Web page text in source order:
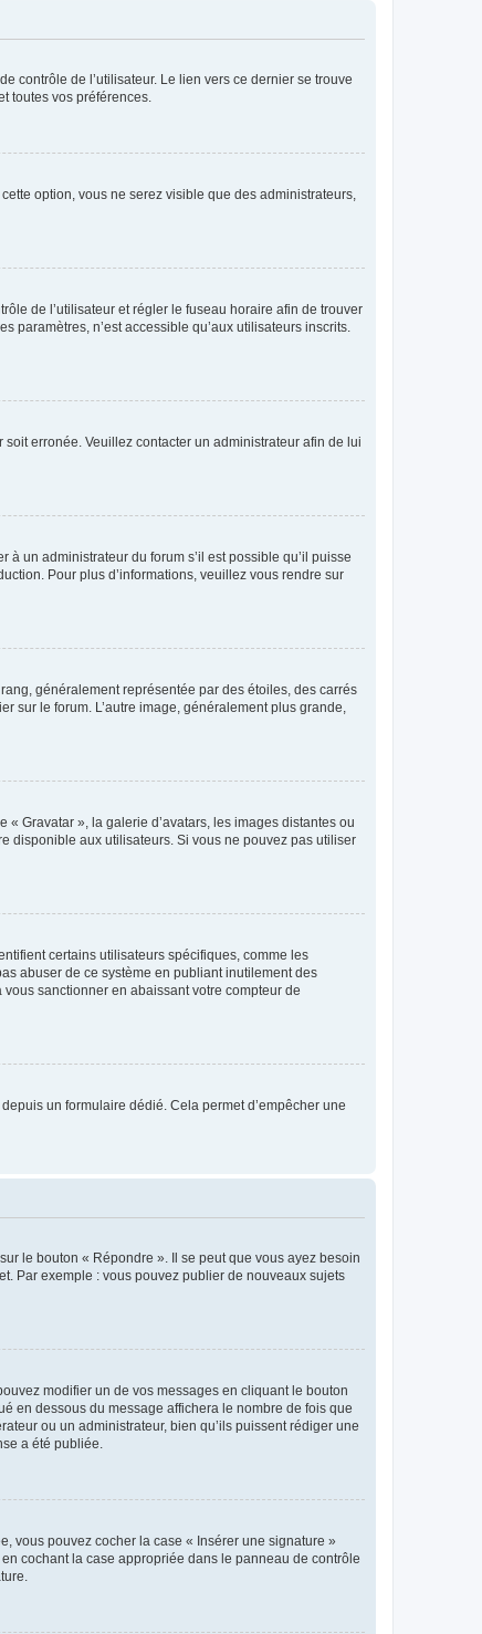
contrôle de l’utilisateur. Le lien vers ce dernier se trouve
toutes vos préférences.
option, vous ne serez visible que des administrateurs,
de l’utilisateur et régler le fuseau horaire afin de trouver
n’est accessible qu’aux utilisateurs inscrits.
erronée. Veuillez contacter un administrateur afin de lui
un administrateur du forum s’il est possible qu’il puisse
Pour plus d’informations, veuillez vous rendre sur
généralement représentée par des étoiles, des carrés
sur le forum. L’autre image, généralement plus grande,
Gravatar », la galerie d’avatars, les images distantes ou
disponible aux utilisateurs. Si vous ne pouvez pas utiliser
certains utilisateurs spécifiques, comme les
abuser de ce système en publiant inutilement des
sanctionner en abaissant votre compteur de
un formulaire dédié. Cela permet d’empêcher une
le bouton « Répondre ». Il se peut que vous ayez besoin
Par exemple : vous pouvez publier de nouveaux sujets
modifier un de vos messages en cliquant le bouton
en dessous du message affichera le nombre de fois que
ou un administrateur, bien qu’ils puissent rédiger une
a été publiée.
vous pouvez cocher la case « Insérer une signature »
cochant la case appropriée dans le panneau de contrôle